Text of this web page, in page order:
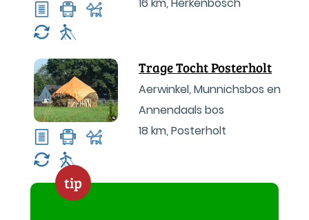
Trage Tocht Posterholt
Aerwinkel, Munnichsbos en
Annendaals bos
18 km, Posterholt
tip